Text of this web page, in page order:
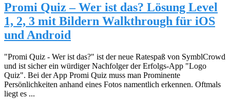
Promi Quiz – Wer ist das? Lösung Level
1, 2, 3 mit Bildern Walkthrough für iOS
und Android
"Promi Quiz - Wer ist das?" ist der neue Ratespaß von SymblCrowd
und ist sicher ein würdiger Nachfolger der Erfolgs-App "Logo
Quiz". Bei der App Promi Quiz muss man Prominente
Persönlichkeiten anhand eines Fotos namentlich erkennen. Oftmals
liegt es ...